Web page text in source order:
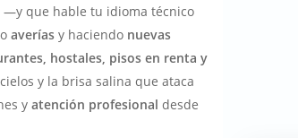
—y que hable tu idioma técnico
averías y haciendo nuevas
hostales, pisos en renta y
y la brisa salina que ataca
yatención profesional desde